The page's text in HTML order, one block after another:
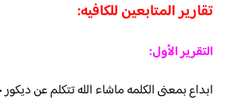
تقارير المتابعين للكافيه:
التقرير الأول:
ابداع بمعنى الكلمه ماشاء الله تتكلم عن